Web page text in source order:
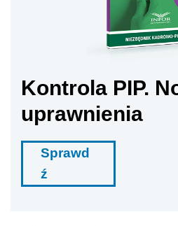
Kontrola PIP.
uprawnienia
Sprawd
ź